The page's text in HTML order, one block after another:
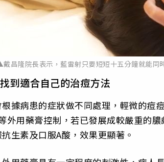
昌隆院長表示，藍雷射只要短短十五分鐘就能同
到適合自己的治痘方法
據病患的症狀做不同處理，輕微的痘
外用藥膏控制，若已發展成較嚴重的
生素及口服A酸，效果更顯著。